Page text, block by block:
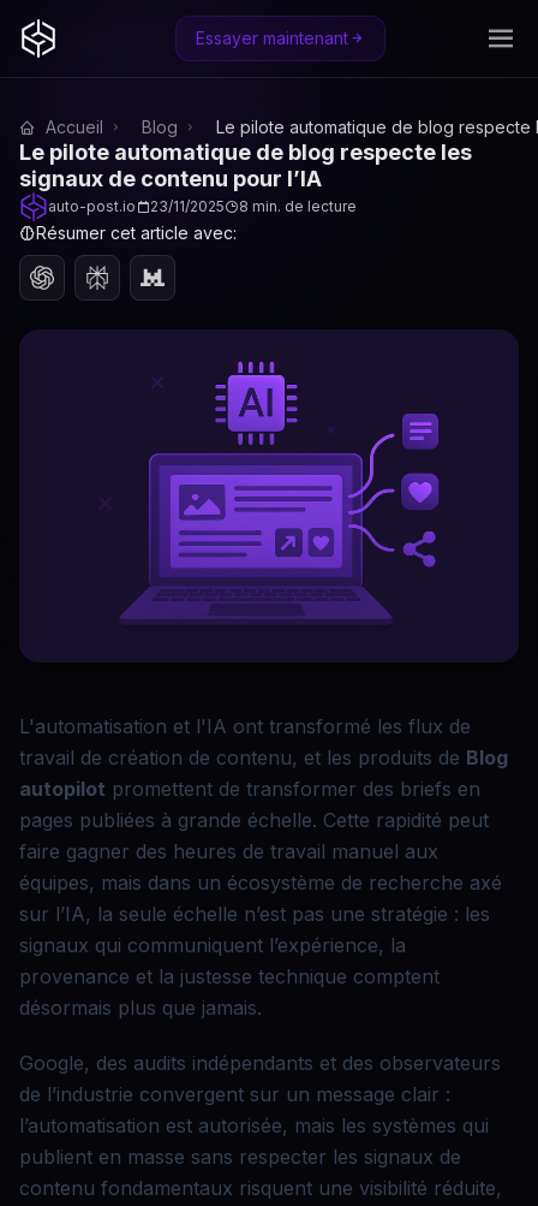
Essayer maintenant
Accueil Blog Le pilote automatique de blog respecte
Le pilote automatique de blog respecte les
signaux de contenu pour l’IA
auto-post.io 23/11/2025 8 min. de lecture
Résumer cet article avec:
L'automatisation et l'IA ont transformé les flux de
travail de création de contenu, et les produits de Blog
autopilot promettent de transformer des briefs en
pages publiées à grande échelle. Cette rapidité peut
faire gagner des heures de travail manuel aux
équipes, mais dans un écosystème de recherche axé
sur l’IA, la seule échelle n’est pas une stratégie : les
signaux qui communiquent l’expérience, la
provenance et la justesse technique comptent
désormais plus que jamais.
Google, des audits indépendants et des observateurs
de l’industrie convergent sur un message clair :
l’automatisation est autorisée, mais les systèmes qui
publient en masse sans respecter les signaux de
contenu fondamentaux risquent une visibilité réduite,